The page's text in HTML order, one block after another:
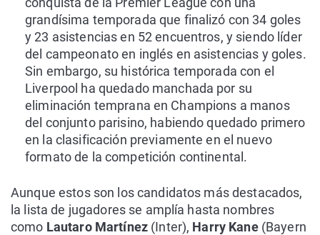
grandísima temporada que finalizó con 34 goles
y 23 asistencias en 52 encuentros, y siendo líder
del campeonato en inglés en asistencias y goles.
Sin embargo, su histórica temporada con el
Liverpool ha quedado manchada por su
eliminación temprana en Champions a manos
del conjunto parisino, habiendo quedado primero
en la clasificación previamente en el nuevo
formato de la competición continental.
Aunque estos son los candidatos más destacados,
la lista de jugadores se amplía hasta nombres
como Lautaro Martínez (Inter), Harry Kane(Bayern